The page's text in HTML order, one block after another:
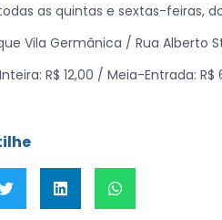
as quintas e sextas-feiras,
Vila Germânica / Rua Alberto
Inteira: R$ 12,00 / Meia-Entrada: